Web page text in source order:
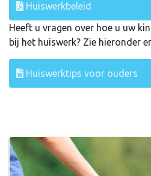
Huiswerkbeleid
Heeft u vragen over hoe u uw
bij het huiswerk? Zie hieronder
Huiswerktips voor ouders